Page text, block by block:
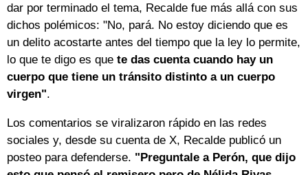
dar por terminado el tema, Recalde fue más allá con sus
dichos polémicos: "No, pará. No estoy diciendo que es
un delito acostarte antes del tiempo que la ley lo permite,
lo que te digo es que te das cuenta cuando hay un
cuerpo que tiene un tránsito distinto a un cuerpo
virgen".
Los comentarios se viralizaron rápido en las redes
sociales y, desde su cuenta de X, Recalde publicó un
posteo para defenderse. "Preguntale a Perón, que dijo